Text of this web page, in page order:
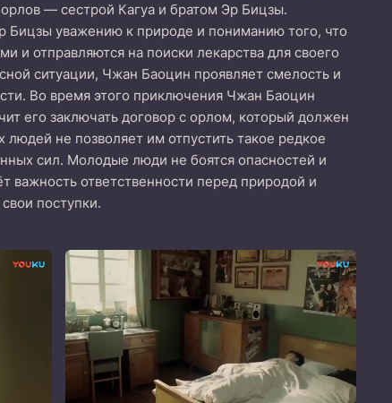
— сестрой Кагуа и братом Эр Бицзы.
Бицзы уважению к природе и пониманию того, что
и отправляются на поиски лекарства для своего
ситуации, Чжан Баоцин проявляет смелость и
Во время этого приключения Чжан Баоцин
его заключать договор с орлом, который должен
не позволяет им отпустить такое редкое
сил. Молодые люди не боятся опасностей и
важность ответственности перед природой и
поступки.